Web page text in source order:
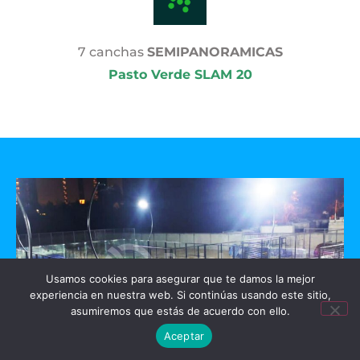
7 canchas SEMIPANORAMICAS
Pasto Verde SLAM 20
Usamos cookies para asegurar que te damos la mejor
experiencia en nuestra web. Si continúas usando este sitio,
asumiremos que estás de acuerdo con ello.
Aceptar